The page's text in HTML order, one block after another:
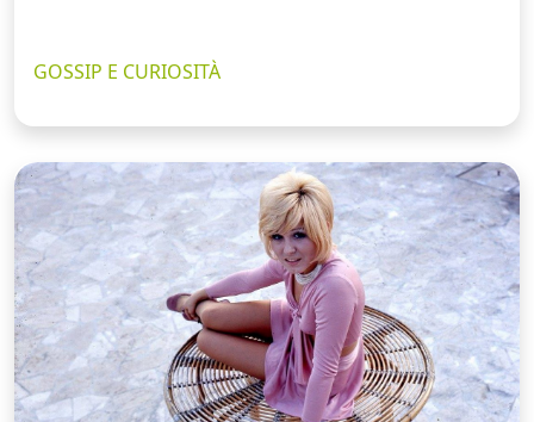
GOSSIP E CURIOSITÀ